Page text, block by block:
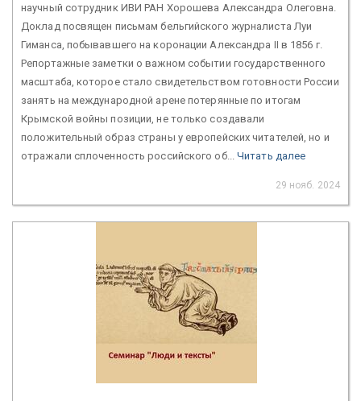
научный сотрудник ИВИ РАН Хорошева Александра Олеговна.
Доклад посвящен письмам бельгийского журналиста Луи
Гиманса, побывавшего на коронации Александра II в 1856 г.
Репортажные заметки о важном событии государственного
масштаба, которое стало свидетельством готовности России
занять на международной арене потерянные по итогам
Крымской войны позиции, не только создавали
положительный образ страны у европейских читателей, но и
отражали сплоченность российского об... Читать далее
29 нояб. 2024